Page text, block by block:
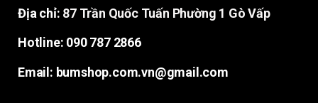
Địa chỉ: 87 Trần Quốc Tuấn Phường 1 Gò Vấp
Hotline: 090 787 2866
Email: bumshop.com.vn@gmail.com